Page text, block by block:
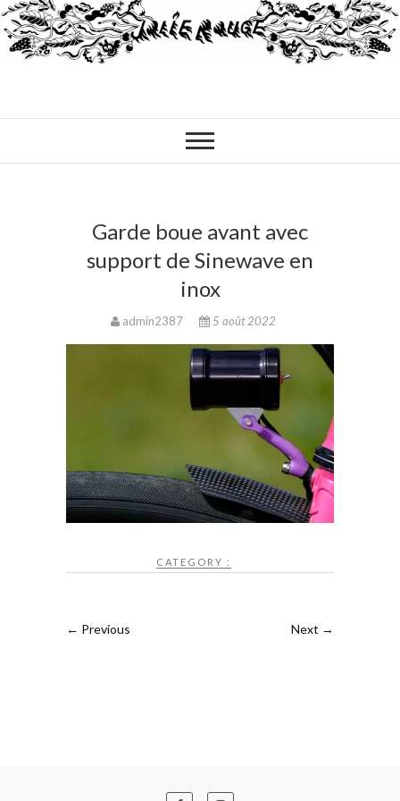
Garde boue avant avec
support de Sinewave en
inox
admin2387 5 août 2022
CATEGORY :
← Previous Next →